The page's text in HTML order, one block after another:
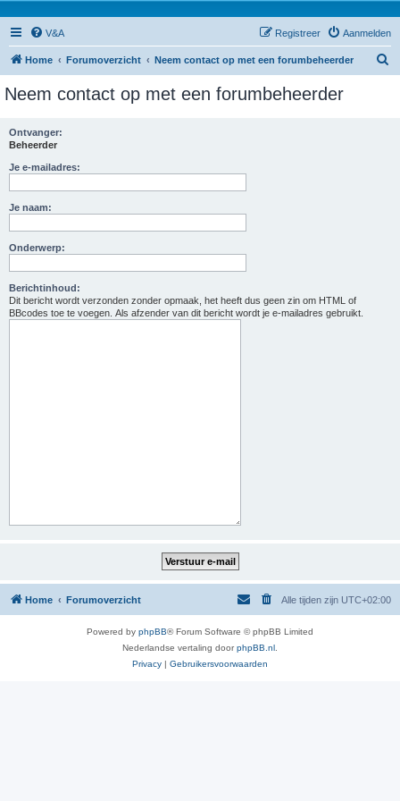
V&A Aanmelden
Registreer
Home Forumoverzicht Neem contact op met een forumbeheerder
Neem contact op met een forumbeheerder
Ontvanger:
Beheerder
Je e-mailadres:
Je naam:
Onderwerp:
Berichtinhoud:
Dit bericht wordt verzonden zonder opmaak, het heeft dus geen zin om HTML of
BBcodes toe te voegen. Als afzender van dit bericht wordt je e-mailadres gebruikt.
Home Forumoverzicht Alle tijden zijn UTC+02:00
Powered by phpBB® Forum Software © phpBB Limited
Nederlandse vertaling doorphpBB.nl
Privacy | Gebruikersvoorwaarden